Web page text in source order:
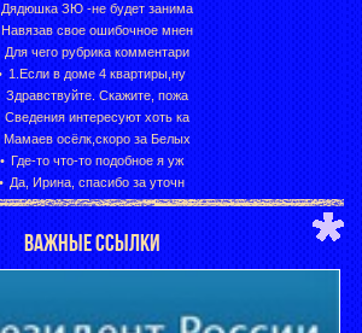
Дядюшка ЗЮ -не будет занима
Навязав свое ошибочное мнен
Для чего рубрика комментари
1.Если в доме 4 квартиры,ну
Здравствуйте. Скажите, пожа
Сведения интересуют хоть ка
Мамаев осёлк,скоро за Белых
Где-то что-то подобное я уж
Да, Ирина, спасибо за уточн
ВАЖНЫЕ ССЫЛКИ